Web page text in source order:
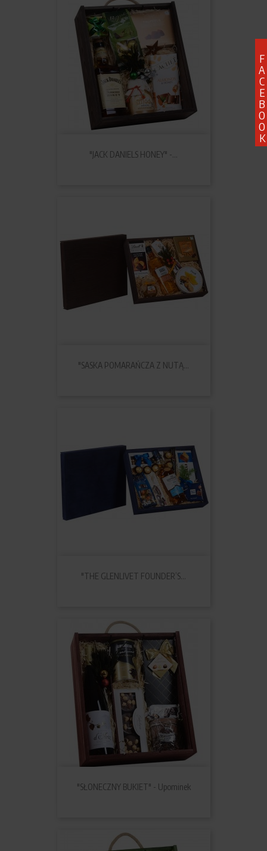
F
A
C
E
B
O
O
K
"JACK DANIELS HONEY" -...
"SASKA POMARAŃCZA Z NUTĄ...
"THE GLENLIVET FOUNDER’S...
"SŁONECZNY BUKIET" - Upominek